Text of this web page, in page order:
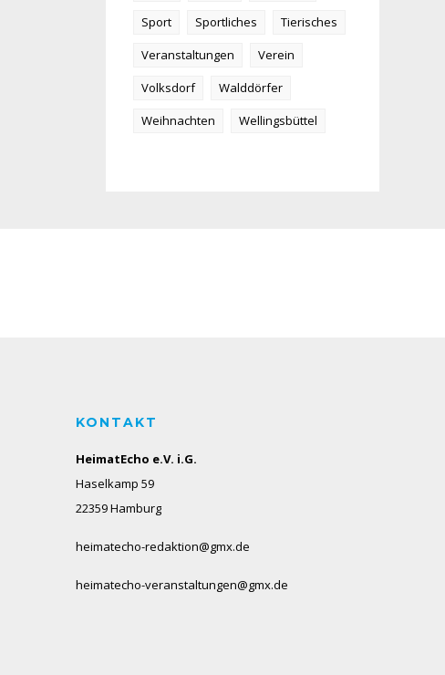
Sport
Sportliches
Tierisches
Veranstaltungen
Verein
Volksdorf
Walddörfer
Weihnachten
Wellingsbüttel
KONTAKT
HeimatEcho e.V. i.G.
Haselkamp 59
22359 Hamburg
heimatecho-redaktion@gmx.de
heimatecho-veranstaltungen@gmx.de